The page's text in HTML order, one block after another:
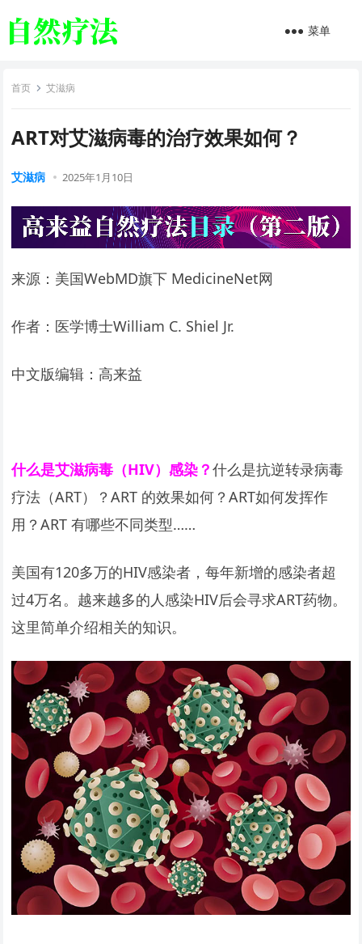
菜单
首页 艾滋病
ART对艾滋病毒的治疗效果如何？
艾滋病 2025年1月10日
来源：美国WebMD旗下 MedicineNet网
作者：医学博士William C. Shiel Jr.
中文版编辑：高来益
什么是艾滋病毒（HIV）感染？什么是抗逆转录病毒
疗法（ART）？ART 的效果如何？ART如何发挥作
用？ART 有哪些不同类型……
美国有120多万的HIV感染者，每年新增的感染者超
过4万名。越来越多的人感染HIV后会寻求ART药物。
这里简单介绍相关的知识。